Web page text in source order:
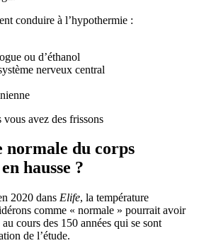
conduire à l’hypothermie :
ou d’éthanol
nerveux central
vous avez des frissons
du corps
hausse ?
2020 dans Elife, la température
comme « normale » pourrait avoir
cours des 150 années qui se sont
de l’étude.